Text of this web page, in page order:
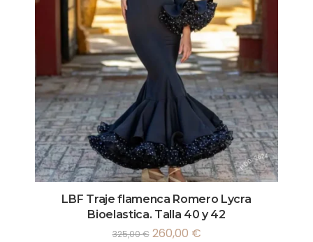
LBF Traje flamenca Romero Lycra
Bioelastica. Talla 40 y 42
325,00€ 260,00 €